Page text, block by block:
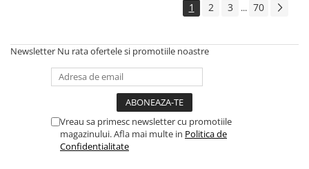
1 2 3 ... 70
Newsletter Nu rata ofertele si promotiile noastre
Vreau sa primesc newsletter cu promotiile
magazinului. Afla mai multe in Politica de
Confidentialitate